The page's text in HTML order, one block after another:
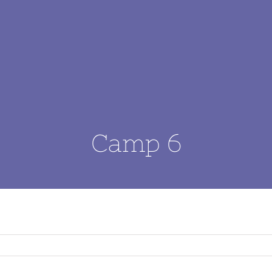
Camp 6